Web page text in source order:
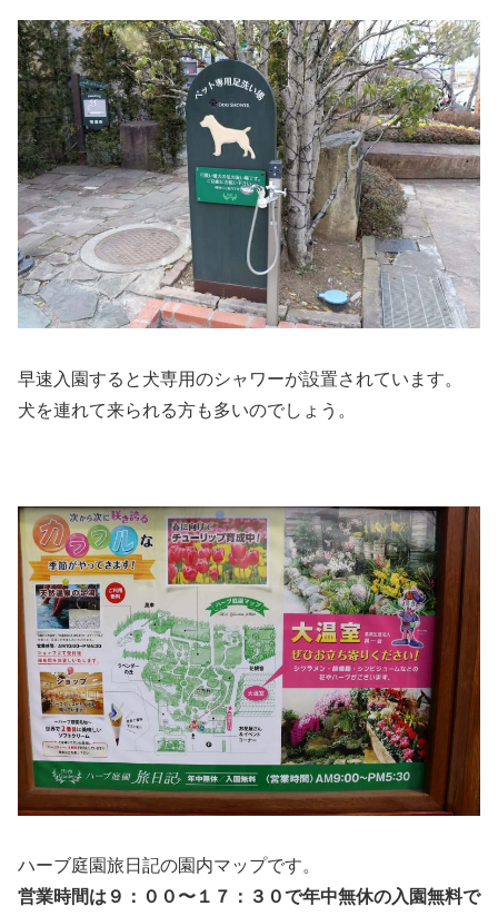
早速入園すると犬専用のシャワーが設置されています。
犬を連れて来られる方も多いのでしょう。
ハーブ庭園旅日記の園内マップです。
営業時間は９：００〜１７：３０で年中無休の入園無料で